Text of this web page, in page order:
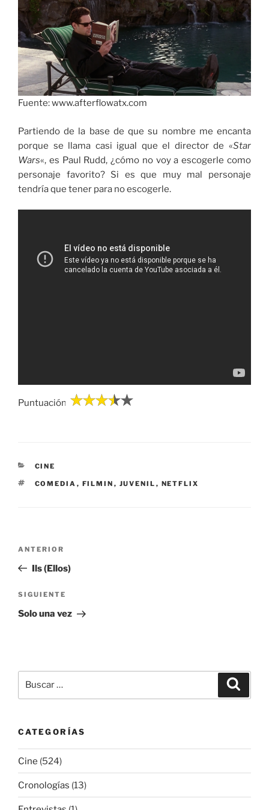
Fuente: www.afterflowatx.com
Partiendo de la base de que su nombre me encanta
porque se llama casi igual que el director de «Star
Wars«, es Paul Rudd, ¿cómo no voy a escogerle como
personaje favorito? Si es que muy mal personaje
tendría que tener para no escogerle.
Puntuación:
CATEGORÍAS
CINE
ETIQUETAS
COMEDIA , FILMIN , JUVENIL , NETFLIX
entradas
Entrada
anterior:
ANTERIOR
Ils (Ellos)
Siguiente
entrada
SIGUIENTE
Solo una vez
por:
CATEGORÍAS
Cine (524)
Cronologías (13)